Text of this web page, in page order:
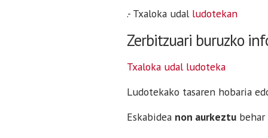
.- Txaloka udal ludotekan
Zerbitzuari buruzko
Txaloka udal ludoteka
Ludotekako tasaren hobaria
Eskabidea non aurkeztubehar